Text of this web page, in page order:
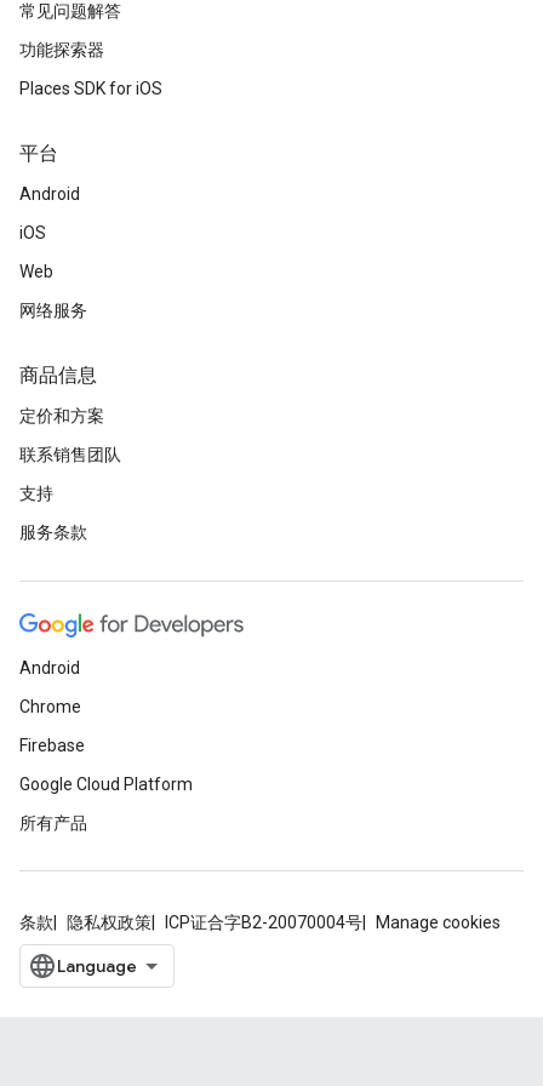
常见问题解答
功能探索器
Places SDK for iOS
平台
Android
iOS
Web
网络服务
商品信息
定价和方案
联系销售团队
支持
服务条款
Android
Chrome
Firebase
Google Cloud Platform
所有产品
条款 隐私权政策 ICP证合字B2-20070004号 Manage cookies